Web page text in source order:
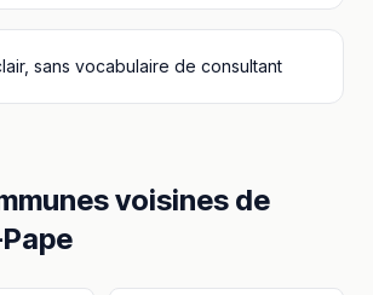
sans vocabulaire de consultant
voisines de